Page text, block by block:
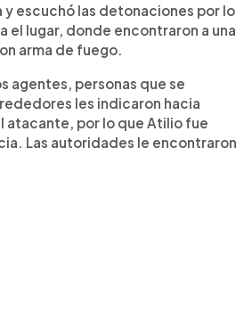
y escuchó las detonaciones por lo
el lugar, donde encontraron a una
arma de fuego.
agentes, personas que se
les indicaron hacia
atacante, por lo que Atilio fue
Las autoridades le encontraron